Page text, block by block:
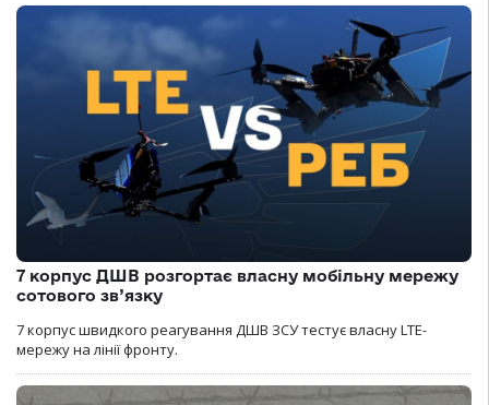
7 корпус ДШВ розгортає власну мобільну мережу
сотового зв’язку
7 корпус швидкого реагування ДШВ ЗСУ тестує власну LTE-
мережу на лінії фронту.